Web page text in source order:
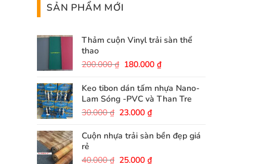
SẢN PHẨM MỚI
Thảm cuộn Vinyl trải sàn thể
thao
200.000₫ Giá
là:
200.000 ₫.
180.000₫Giá
tại
là:
Keo tibon dán tấm nhựa Nano-
Lam Sóng -PVC và Than Tre
30.000₫ Giá
là:
23.000₫Giá
tại
23.000 ₫.
Cuộn nhựa trải sàn bền đẹp giá
rẻ
40.000₫ Giá
25.000₫Giá